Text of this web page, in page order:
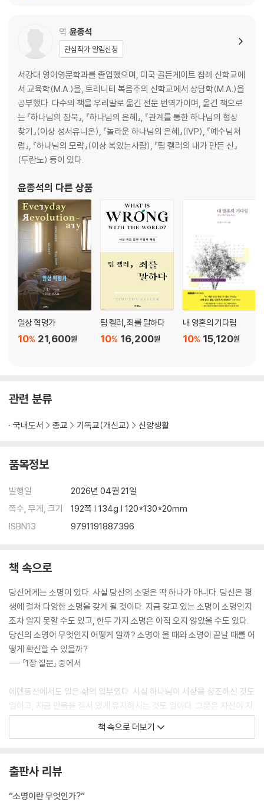
역 윤종석
관심작가 알림신청
서강대 영어영문학과를 졸업했으며, 미국 골든게이트 침례 신학교에
서 교육학(M.A.)을, 트리니티 복음주의 신학교에서 상담학(M.A.)을
공부했다. 다수의 책을 우리말로 옮긴 전문 번역가이며, 옮긴 책으로
는 『하나님의 침묵』, 『하나님의 은혜』, 『관계를 통한 하나님의 형상
찾기』(이상 성서유니온), 『놀라운 하나님의 은혜』(IVP), 『예수님처
럼』, 『하나님의 모략』(이상 복있는사람), 『팀 켈러의 내가 만든 신』
(두란노) 등이 있다.
윤종석의 다른 상품
일상 혁명가
21,600원
10%
팀 켈러, 죄를 말하다
16,200원
10%
내 영혼의 기다림
15,120원
10%
관련 분류
국내도서 종교 기독교(개신교) 신앙생활
품목정보
발행일
2026년 04월 21일
쪽수, 무게, 크기
192쪽 | 134g | 120*130*20mm
ISBN13
9791191887396
책 속으로
당신에게는 소명이 있다. 사실 당신의 소명은 딱 하나가 아니다. 당신은 평
생에 걸쳐 다양한 소명을 갖게 될 것이다. 지금 갖고 있는 소명이 소명인지
조차 알지 못할 수도 있고, 한두 가지 소명은 아직 오지 않았을 수도 있다.
당신의 소명이 무엇인지 어떻게 알까? 소명이 올 때와 소명이 끝날 때를 어
떻게 확신할 수 있을까?
--- 「1장 질문」 중에서
에덴동산에서도 일은 삶의 일부였다. 사실 하나님이 세상을 창조하신 것도
일이고, 지금 만물을 질서 있게 유지하시는 것도 일이다. 그분은 자신이 지
으신 세상에, 그리고 자신의 형상을 지닌 인간의 삶에 늘 개입하신다. 하나
님이야말로 최초의 일꾼이셨다!
창조주께서 일하시듯이 우리도 일하도록 창조되었고, 그 일은 장차 새 하
늘과 새 땅에서도 계속된다. 그것을 알면 우리에게 새로운 관점이 싹튼다.
책 속으로 더보기
출판사 리뷰
“소명이란 무엇인가?”